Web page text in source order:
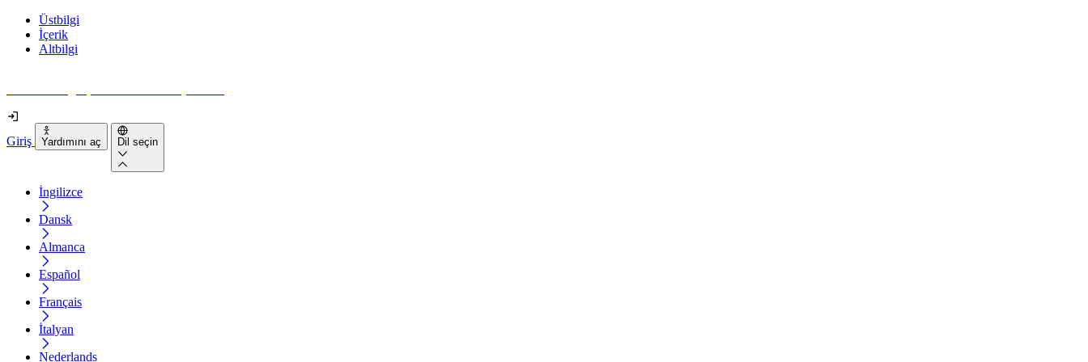
Üstbilgi
İçerik
Altbilgi
Giriş Yardımını aç Dil seçin
İngilizce
Dansk
Almanca
Español
Français
İtalyan
Nederlands